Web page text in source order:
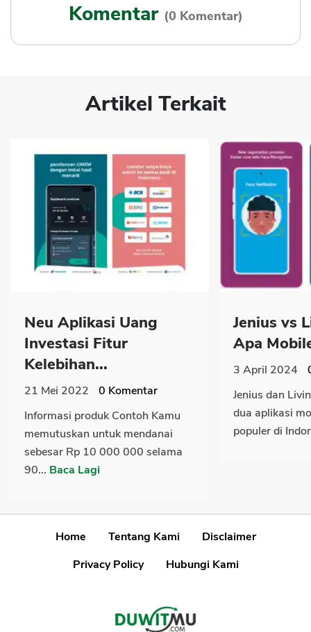
Komentar (0 Komentar)
Artikel Terkait
Neu Aplikasi Uang
Investasi Fitur
Kelebihan...
21 Mei 2022 0 Komentar
Informasi produk Contoh Kamu
memutuskan untuk mendanai
sebesar Rp 10 000 000 selama
90... Baca Lagi
Jenius vs
Apa
3 April 2024
Jenius dan
dua aplikasi
populer di
Home Tentang Kami
Disclaimer
Privacy Policy
Hubungi Kami